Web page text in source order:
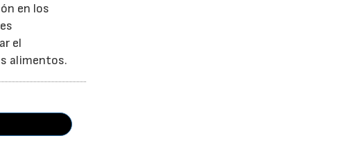
en los
el
alimentos.